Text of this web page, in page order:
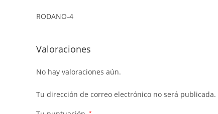
RODANO-4
Valoraciones
No hay valoraciones aún.
Tu dirección de correo electrónico no será publicada.
*